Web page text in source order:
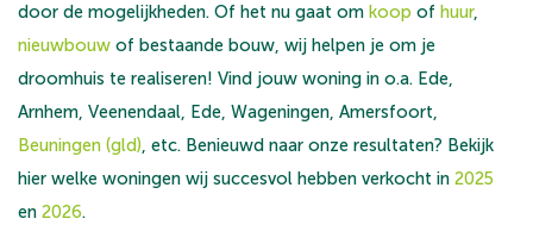
door de mogelijkheden. Of het nu gaat om koop of huur,
nieuwbouw of bestaande bouw, wij helpen je om je
droomhuis te realiseren! Vind jouw woning in o.a. Ede,
Arnhem, Veenendaal, Ede, Wageningen, Amersfoort,
Beuningen (gld), etc. Benieuwd naar onze resultaten? Bekijk
hier welke woningen wij succesvol hebben verkocht in 2025
en 2026.